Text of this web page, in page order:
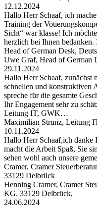
12.12.2024
Hallo Herr Schaaf, ich
Training der
Sicht“ war klasse! Ich
herzlich bei Ihnen
Head of German Desk,
Uwe Graf, Head of German
29.11.2024
Hallo Herr Schaaf, zunächst
schnellen und konstruktiven
spreche für die gesamte
Ihr Engagement sehr zu
Leitung IT, GWK…
Maximilian Strunz, Leitung
10.11.2024
Hallo Herr Schaaf,ich danke
macht die Arbeit Spaß, Sie
sehen wohl auch unsere
Cramer, Cramer
33129 Delbrück
Henning Cramer, Cramer
KG. 33129 Delbrück,
24.06.2024